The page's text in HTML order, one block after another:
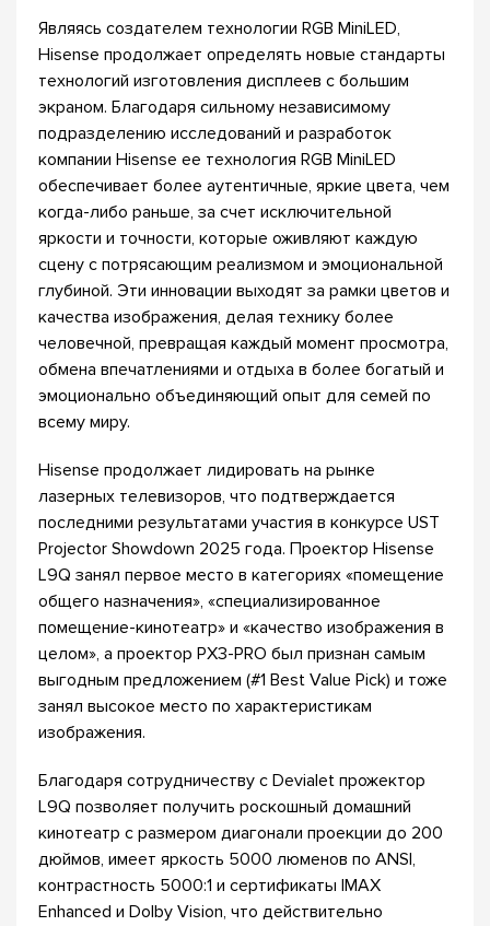
Являясь создателем технологии RGB MiniLED,
Hisense продолжает определять новые стандарты
технологий изготовления дисплеев с большим
экраном. Благодаря сильному независимому
подразделению исследований и разработок
компании Hisense ее технология RGB MiniLED
обеспечивает более аутентичные, яркие цвета, чем
когда-либо раньше, за счет исключительной
яркости и точности, которые оживляют каждую
сцену с потрясающим реализмом и эмоциональной
глубиной. Эти инновации выходят за рамки цветов и
качества изображения, делая технику более
человечной, превращая каждый момент просмотра,
обмена впечатлениями и отдыха в более богатый и
эмоционально объединяющий опыт для семей по
всему миру.
Hisense продолжает лидировать на рынке
лазерных телевизоров, что подтверждается
последними результатами участия в конкурсе UST
Projector Showdown 2025 года. Проектор Hisense
L9Q занял первое место в категориях «помещение
общего назначения», «специализированное
помещение-кинотеатр» и «качество изображения в
целом», а проектор PX3-PRO был признан самым
выгодным предложением (#1 Best Value Pick) и тоже
занял высокое место по характеристикам
изображения.
Благодаря сотрудничеству с Devialet прожектор
L9Q позволяет получить роскошный домашний
кинотеатр с размером диагонали проекции до 200
дюймов, имеет яркость 5000 люменов по ANSI,
контрастность 5000:1 и сертификаты IMAX
Enhanced и Dolby Vision, что действительно